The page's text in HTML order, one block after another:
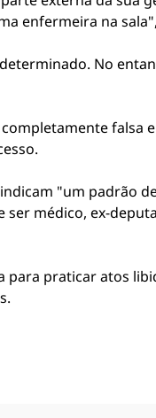
enfermeira na
No
falsa
"um padrão
médico, ex-
praticar atos